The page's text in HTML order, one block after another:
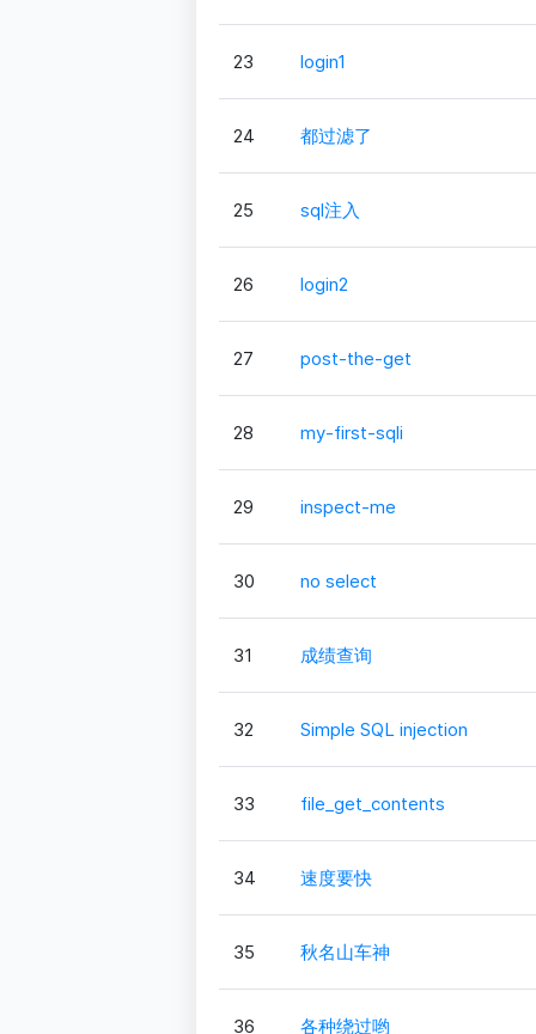
23 login1
24 都过滤了
25 sql注入
26 login2
27 post-the-get
28 my-first-sqli
29 inspect-me
30 no select
31 成绩查询
32 Simple SQL injection
33 file_get_contents
34 速度要快
35 秋名山车神
36 各种绕过哟